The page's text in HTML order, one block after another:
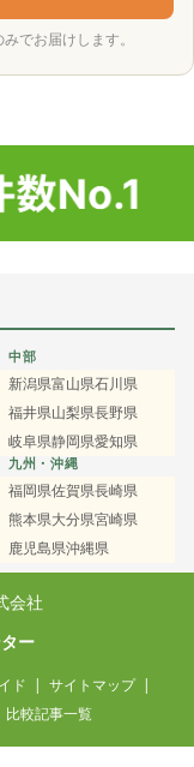
でお届けします。
中部
新潟県富山県石川県
福井県山梨県長野県
岐阜県静岡県愛知県
九州・沖縄
福岡県佐賀県長崎県
熊本県大分県宮崎県
鹿児島県沖縄県
会社
ー
ド
サイトマップ
比較記事一覧